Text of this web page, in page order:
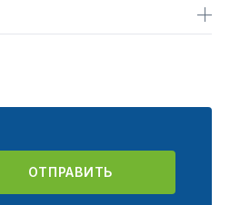
ОТПРАВИТЬ